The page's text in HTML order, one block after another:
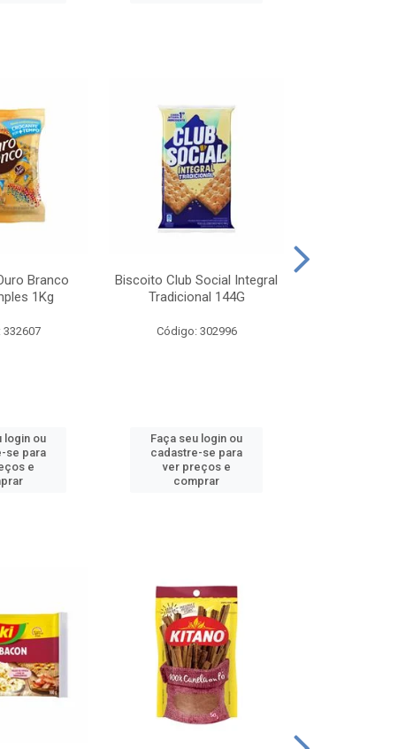
Branco
1Kg
login ou
se para
e
Biscoito Club Social Integral
Tradicional 144G
Código: 302996
Faça seu login ou
cadastre-se para
ver preços e
comprar